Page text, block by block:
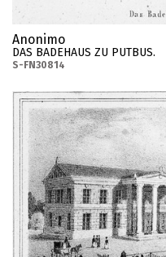
Anonimo
DAS BADEHAUS ZU PUTBUS.
S-FN30814